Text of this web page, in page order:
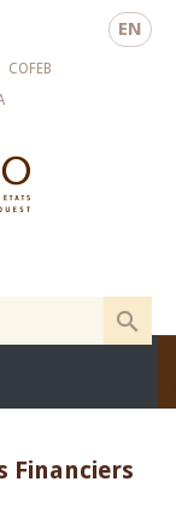
EN
COFEB
Financiers